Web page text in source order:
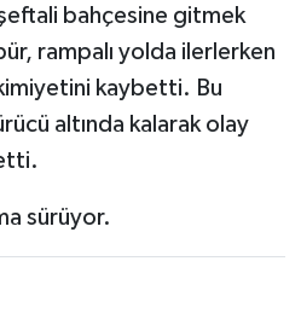
bahçesine gitmek
rampalı yolda ilerlerken
kaybetti. Bu
altında kalarak olay
sürüyor.